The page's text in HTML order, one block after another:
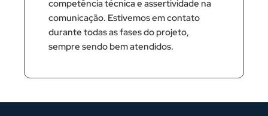
competência técnica e assertividade na
comunicação. Estivemos em contato
durante todas as fases do projeto,
sempre sendo bem atendidos.